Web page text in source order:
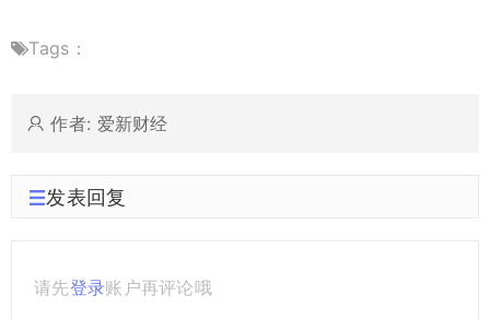
Tags：
作者: 爱新财经
发表回复
请先登录账户再评论哦